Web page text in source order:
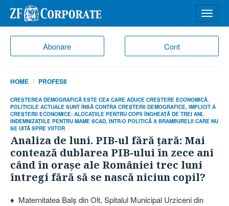
Abonare Cont
meniu
HOME PROFESII
CREŞTEREA DEMOGRAFICĂ ESTE CEA CARE ADUCE CREŞTERE ECONOMICĂ.
POLITICILE ACTUALE SUNT ÎNSĂ CONTRA CREŞTERII DEMOGRAFICE, IMPLICIT A
CREŞTERII ECONOMICE: ALOCAŢIILE PENTRU COPII ÎNGHEAŢĂ DE TREI ANI,
INDEMNIZAŢIILE PENTRU MAME SCAD, ÎNTR-O POLITICĂ A BRAMBURELII CARE NU
SE UITĂ SPRE VIITOR
Analiza de luni. PIB-ul fără ţară: Mai
contează dublarea PIB-ului în zece ani
când în oraşe ale României trec luni
întregi fără să se nască niciun copil?
♦ Maternitatea Balş din Olt, Spitalul Municipal Urziceni din